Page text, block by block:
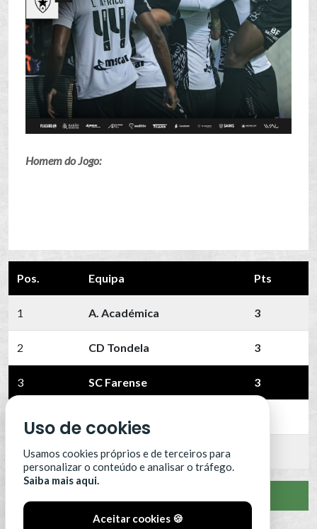
Homem do Jogo:
Pos. Equipa Pts
1 A. Académica 3
2 CD Tondela 3
3 SC Farense 3
AVS
Uso de cookies
Usamos cookies próprios e de terceiros para
personalizar o conteúdo e analisar o tráfego.
Saiba mais aqui.
Aceitar cookies 🍪